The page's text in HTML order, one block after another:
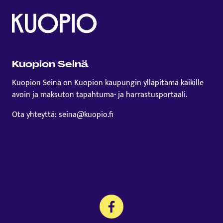
Kuopion Seinä
Kuopion Seinä on Kuopion kaupungin ylläpitämä kaikille
avoin ja maksuton tapahtuma- ja harrastusportaali.
Ota yhteyttä: seina@kuopio.fi